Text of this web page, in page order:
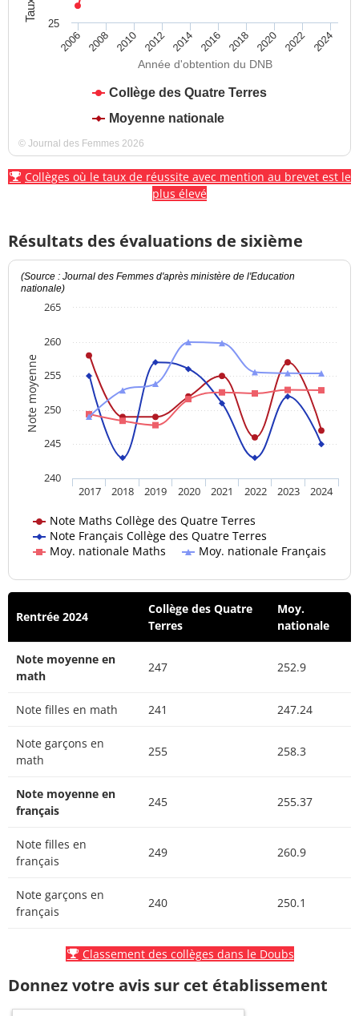
Année d'obtention du DNB
Collège des Quatre Terres
Moyenne nationale
2006 2008 2010 2012 2014 2016 2018 2020 2022 2024
25
© Journal des Femmes 2026
Collèges où le taux de réussite avec mention au brevet est le
plus élevé
Résultats des évaluations de sixième
Note moyenne
(Source : Journal des Femmes d'après ministère de l'Education
nationale)
Note Maths Collège des Quatre Terres
Note Français Collège des Quatre Terres
Moy. nationale Maths
Moy. nationale Français
2017 2018 2019 2020 2021 2022 2023 2024
240
245
250
255
260
265
Rentrée 2024
Collège des Quatre
Terres
Moy.
nationale
Note moyenne en
math
247 252.9
Note filles en math 241 247.24
Note garçons en
math
255 258.3
Note moyenne en
français
245 255.37
Note filles en
français
249 260.9
Note garçons en
français
240 250.1
Classement des collèges dans le Doubs
Donnez votre avis sur cet établissement